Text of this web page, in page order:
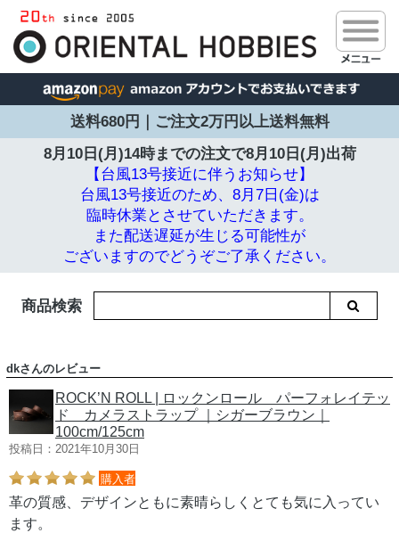
送料680円｜ご注文2万円以上送料無料
8月10日(月)14時までの注文で8月10日(月)出荷
【台風13号接近に伴うお知らせ】
台風13号接近のため、8月7日(金)は
臨時休業とさせていただきます。
また配送遅延が生じる可能性が
ございますのでどうぞご了承ください。
商品検索
dkさんのレビュー
ROCK’N ROLL | ロックンロール パーフォレイテッ
ド カメラストラップ ｜シガーブラウン｜
100cm/125cm
投稿日：2021年10月30日
購入者
革の質感、デザインともに素晴らしくとても気に入ってい
ます。